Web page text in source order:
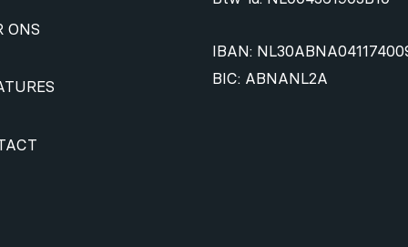
ONS
IBAN:
BIC: ABNANL2A